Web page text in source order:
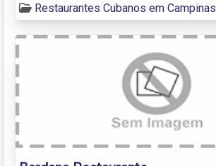
Restaurantes Cubanos em Campinas